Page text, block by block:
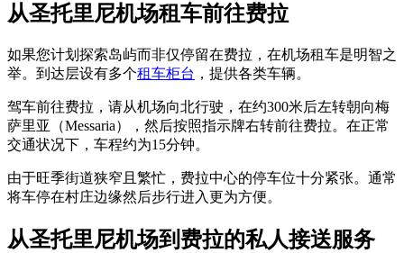
从圣托里尼机场租车前往费拉
如果您计划探索岛屿而非仅停留在费拉，在机场租车是明智之
举。到达层设有多个租车柜台 ，提供各类车辆。
驾车前往费拉，请从机场向北行驶，在约300米后左转朝向梅
萨里亚（Messaria），然后按照指示牌右转前往费拉。在正常
交通状况下，车程约为15分钟。
由于旺季街道狭窄且繁忙，费拉中心的停车位十分紧张。通常
将车停在村庄边缘然后步行进入更为方便。
从圣托里尼机场到费拉的私人接送服务